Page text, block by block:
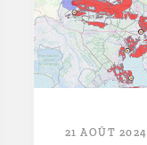
21 AOÛT 2024